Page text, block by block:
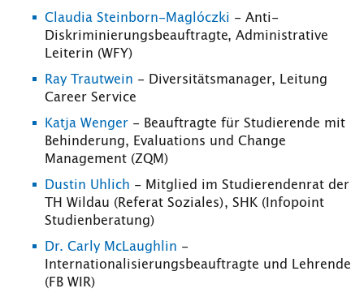
Claudia Steinborn-Maglóczki - Anti-
Diskriminierungsbeauftragte, Administrative
Leiterin (WFY)
Ray Trautwein - Diversitätsmanager, Leitung
Career Service
Katja Wenger - Beauftragte für Studierende mit
Behinderung, Evaluations und Change
Management (ZQM)
Dustin Uhlich - Mitglied im Studierendenrat der
TH Wildau (Referat Soziales), SHK (Infopoint
Studienberatung)
Dr. Carly McLaughlin -
Internationalisierungsbeauftragte und Lehrende
(FB WIR)